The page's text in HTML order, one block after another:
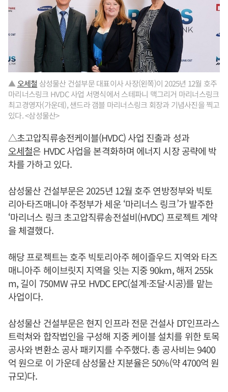
▲오세철 삼성물산 건설부문 대표이사 사장(왼쪽)이 2025년 12월 호주
마리너스링크 HVDC 사업 서명식에서 스테파니 맥그리거 마리너스링크
최고경영자(가운데), 샌드라 갬블 마리너스링크 회장과 기념사진을 찍고
있다. <삼성물산>
△초고압직류송전케이블(HVDC) 사업 진출과 성과
오세철은 HVDC 사업을 본격화하며 에너지 시장 공략에 박
차를 가하고 있다.
삼성물산 건설부문은 2025년 12월 호주 연방정부와 빅토
리아·타즈매니아 주정부가 세운 ‘마리너스 링크’가 발주한
‘마리너스 링크 초고압직류송전설비(HVDC) 프로젝트 계약
을 체결했다.
해당 프로젝트는 호주 빅토리아주 헤이즐우드 지역와 타즈
매니아주 헤이브릿지 지역을 잇는 지중 90km, 해저 255k
m, 길이 750MW 규모 HVDC EPC(설계·조달·시공)를 맡는
사업이다.
삼성물산 건설부문은 현지 인프라 전문 건설사 DT인프라스
트럭쳐와 합작법인을 구성해 지중 케이블 설치를 위한 토목
공사와 변환소 공사 패키지를 수주했다. 총 공사비는 9400
억 원으로 이 가운데 삼성물산 지분율은 50%(약 4700억 원
규모)다.